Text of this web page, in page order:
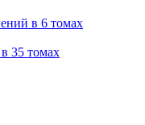
в 6 томах